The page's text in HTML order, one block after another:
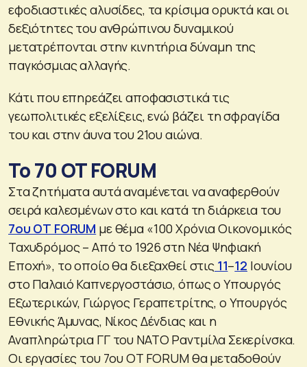
εφοδιαστικές αλυσίδες, τα κρίσιμα ορυκτά και οι
δεξιότητες του ανθρώπινου δυναμικού
μετατρέπονται στην κινητήρια δύναμη της
παγκόσμιας αλλαγής.
Κάτι που επηρεάζει αποφασιστικά τις
γεωπολιτικές εξελίξεις, ενώ βάζει τη σφραγίδα
του και στην άυνα του 21ου αιώνα.
Το 70 OT FORUM
Στα ζητήματα αυτά αναμένεται να αναφερθούν
σειρά καλεσμένων στο και κατά τη διάρκεια του
7ου ΟΤ FORUM με θέμα «100 Χρόνια Οικονομικός
Ταχυδρόμος – Από το 1926 στη Νέα Ψηφιακή
Εποχή», το οποίο θα διεξαχθεί στις11–12 Ιουνίου
στο Παλαιό Καπνεργοστάσιο, όπως ο Υπουργός
Εξωτερικών, Γιώργος Γεραπετρίτης, ο Υπουργός
Εθνικής Άμυνας, Νίκος Δένδιας και η
Αναπληρώτρια ΓΓ του ΝΑΤΟ Ραντμίλα Σεκερίνσκα.
Οι εργασίες του 7ου OT FORUM θα μεταδοθούν